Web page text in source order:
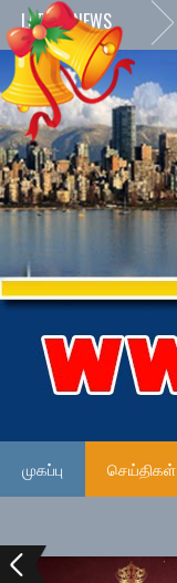
LATEST NEWS
முகப்பு செய்திகள்